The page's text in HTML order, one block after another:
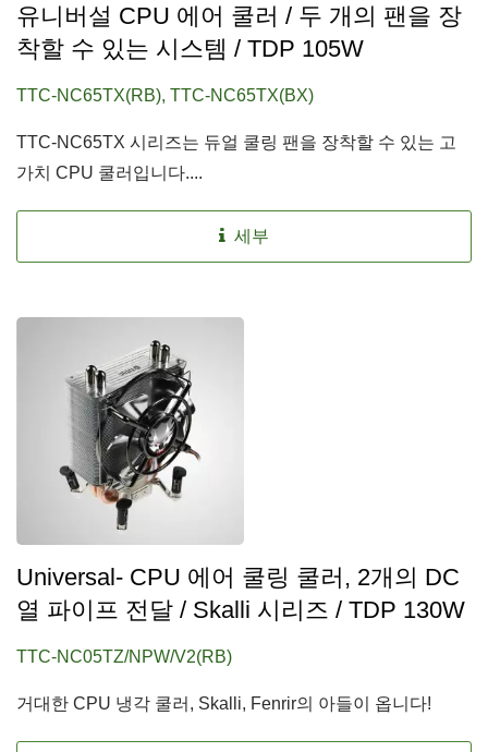
유니버설 CPU 에어 쿨러 / 두 개의 팬을 장
착할 수 있는 시스템 / TDP 105W
TTC-NC65TX(RB), TTC-NC65TX(BX)
TTC-NC65TX 시리즈는 듀얼 쿨링 팬을 장착할 수 있는 고
가치 CPU 쿨러입니다....
세부
Universal- CPU 에어 쿨링 쿨러, 2개의 DC
열 파이프 전달 / Skalli 시리즈 / TDP 130W
TTC-NC05TZ/NPW/V2(RB)
거대한 CPU 냉각 쿨러, Skalli, Fenrir의 아들이 옵니다!